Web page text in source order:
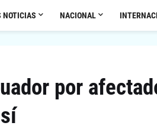
NOTICIAS NACIONAL
por